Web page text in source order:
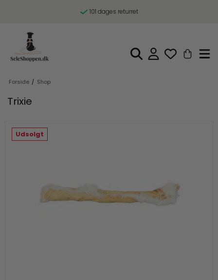
101 dages returret
Forside / Shop
Trixie
Udsolgt